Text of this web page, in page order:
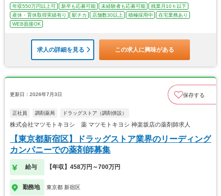
年収550万円以上可 新卒も応募可能 未経験者も応募可能
残業月10ｈ以下
産休・育休取得実績有り
駅チカ 店舗数30以上 積極採用中
在宅業務あり
WEB面接OK
求人の詳細を見る この求人に興味がある
更新日：2026年7月3日 保存する
正社員 調剤薬局 ドラッグストア（調剤併設）
株式会社マツモトキヨシ 薬 マツモトキヨシ 神楽坂店の薬剤師求人
【東京都新宿区】ドラッグストア業界のリーディング
カンパニーでの薬剤師募集
給与 【年収】458万円～700万円
勤務地 東京都 新宿区